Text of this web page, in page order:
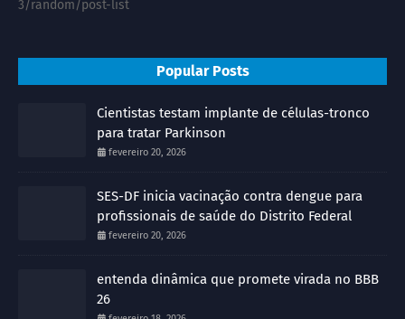
3/random/post-list
Popular Posts
Cientistas testam implante de células-tronco
para tratar Parkinson
fevereiro 20, 2026
SES-DF inicia vacinação contra dengue para
profissionais de saúde do Distrito Federal
fevereiro 20, 2026
entenda dinâmica que promete virada no BBB
26